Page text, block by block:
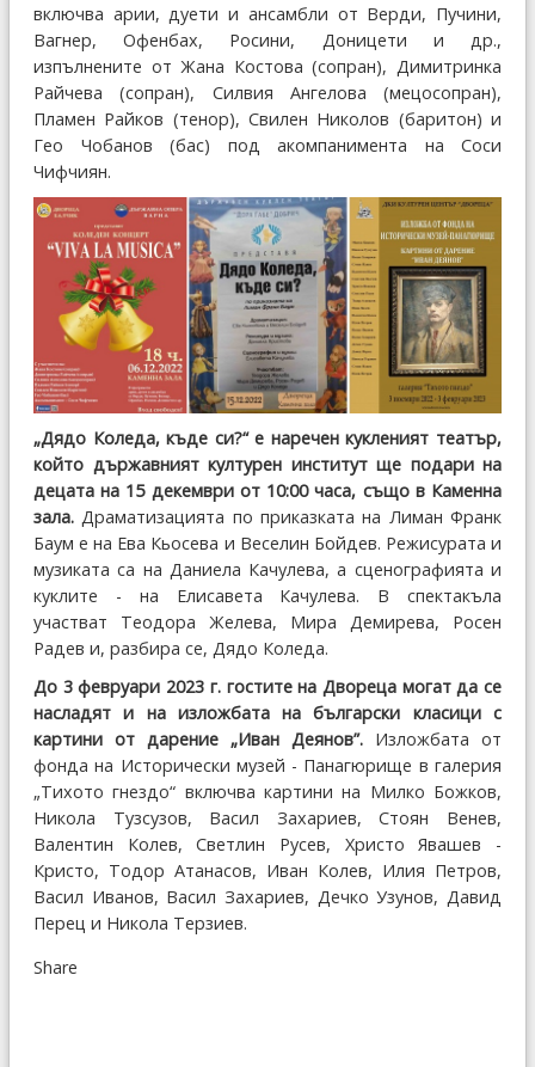
включва арии, дуети и ансамбли от Верди, Пучини,
Вагнер, Офенбах, Росини, Доницети и др.,
изпълнените от Жана Костова (сопран), Димитринка
Райчева (сопран), Силвия Ангелова (мецосопран),
Пламен Райков (тенор), Свилен Николов (баритон) и
Гео Чобанов (бас) под акомпанимента на Соси
Чифчиян.
„Дядо Коледа, къде си?“ е наречен кукленият театър,
който държавният културен институт ще подари на
децата на 15 декември от 10:00 часа, също в Каменна
зала. Драматизацията по приказката на Лиман Франк
Баум е на Ева Кьосева и Веселин Бойдев. Режисурата и
музиката са на Даниела Качулева, а сценографията и
куклите - на Елисавета Качулева. В спектакъла
участват Теодора Желева, Мира Демирева, Росен
Радев и, разбира се, Дядо Коледа.
До 3 февруари 2023 г. гостите на Двореца могат да се
насладят и на изложбата на български класици с
картини от дарение „Иван Деянов”. Изложбата от
фонда на Исторически музей - Панагюрище в галерия
„Тихото гнездо“ включва картини на Милко Божков,
Никола Тузсузов, Васил Захариев, Стоян Венев,
Валентин Колев, Светлин Русев, Христо Явашев -
Кристо, Тодор Атанасов, Иван Колев, Илия Петров,
Васил Иванов, Васил Захариев, Дечко Узунов, Давид
Перец и Никола Терзиев.
Share